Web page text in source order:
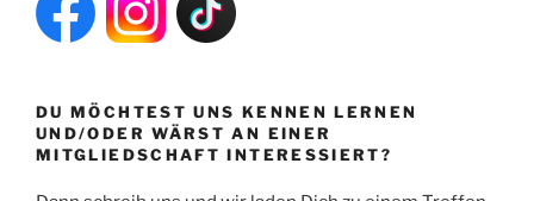
DU MÖCHTEST UNS KENNEN LERNEN
UND/ODER WÄRST AN EINER
MITGLIEDSCHAFT INTERESSIERT?